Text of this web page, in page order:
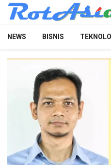
NEWS BISNIS